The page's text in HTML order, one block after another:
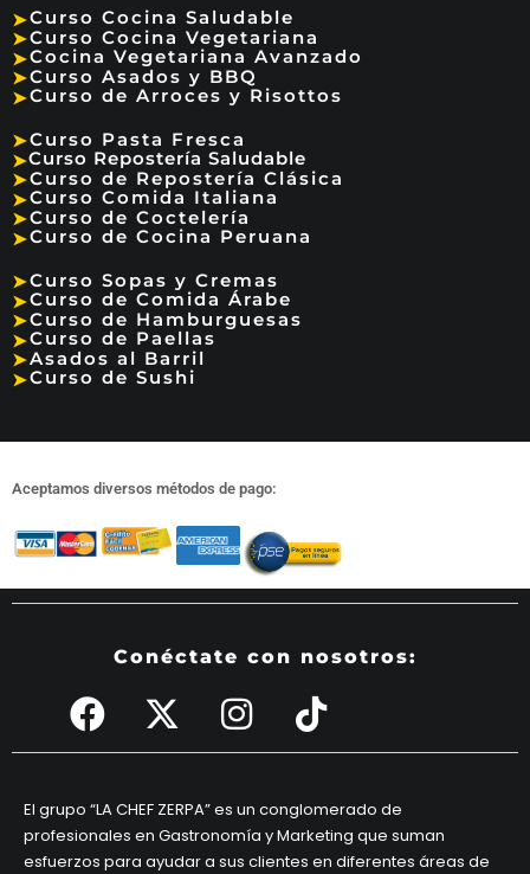
➤Curso Cocina Saludable
➤Curso Cocina Vegetariana
➤Cocina Vegetariana Avanzado
➤Curso Asados y BBQ
➤Curso de Arroces y Risottos
➤Curso Pasta Fresca
➤Curso Repostería Saludable
➤Curso de Repostería Clásica
➤Curso Comida Italiana
➤Curso de Coctelería
➤Curso de Cocina Peruana
➤Curso Sopas y Cremas
➤Curso de Comida Árabe
➤Curso de Hamburguesas
➤Curso de Paellas
➤Asados al Barril
➤Curso de Sushi
Aceptamos diversos métodos de pago:
Conéctate con nosotros:
El grupo “LA CHEF ZERPA” es un conglomerado de
profesionales en Gastronomía y Marketing que suman
esfuerzos para ayudar a sus clientes en diferentes áreas de